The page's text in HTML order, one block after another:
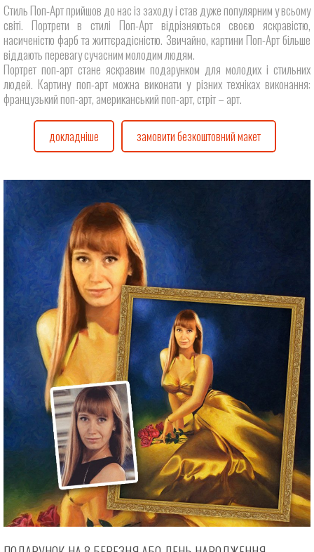
Стиль Поп-Арт прийшов до нас із заходу і став дуже популярним у всьому
світі. Портрети в стилі Поп-Арт відрізняються своєю яскравістю,
насиченістю фарб та життєрадісністю. Звичайно, картини Поп-Арт більше
віддають перевагу сучасним молодим людям.
Портрет поп-арт стане яскравим подарунком для молодих і стильних
людей. Картину поп-арт можна виконати у різних техніках виконання:
французький поп-арт, американський поп-арт, стріт – арт.
докладніше замовити безкоштовний макет